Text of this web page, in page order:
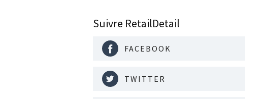
Suivre RetailDetail
FACEBOOK
TWITTER